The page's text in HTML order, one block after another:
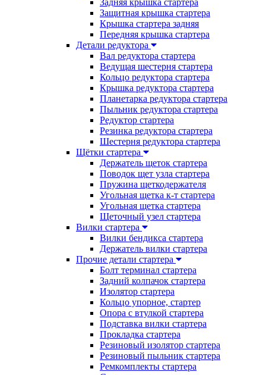
Задняя крышка стартера
Защитная крышка стартера
Крышка стартера задняя
Передняя крышка стартера
Детали редуктора
Вал редуктора стартера
Ведущая шестерня стартера
Кольцо редуктора стартера
Крышка редуктора стартера
Планетарка редуктора стартера
Пыльник редуктора стартера
Редуктор стартера
Резинка редуктора стартера
Шестерня редуктора стартера
Щётки стартера
Держатель щеток стартера
Поводок щет узла стартера
Пружина щеткодержателя
Угольная щетка к-т стартера
Угольная щетка стартера
Щеточный узел стартера
Вилки стартера
Вилки бендикса стартера
Держатель вилки стартера
Прочие детали стартера
Болт терминал стартера
Задний колпачок стартера
Изолятор стартера
Кольцо упорное, стартер
Опора с втулкой стартера
Подставка вилки стартера
Прокладка стартера
Резиновый изолятор стартера
Резиновый пыльник стартера
Ремкомплекты стартера